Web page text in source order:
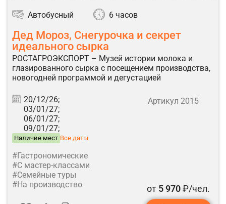
Автобусный 6 часов
Дед Мороз, Снегурочка и секрет
идеального сырка
РОСТАГРОЭКСПОРТ – Музей истории молока и
глазированного сырка с посещением производства,
новогодней программой и дегустацией
20/12/26;
03/01/27;
06/01/27;
09/01/27;
Наличие мест Все даты
Артикул 2015
#Гастрономические
#С мастер-классами
#Семейные туры
#На производство
от 5 970₽/чел.